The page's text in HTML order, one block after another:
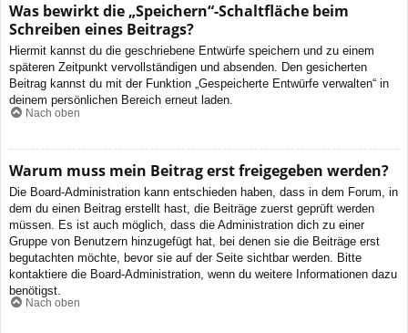
Was bewirkt die „Speichern“-Schaltfläche beim
Schreiben eines Beitrags?
Hiermit kannst du die geschriebene Entwürfe speichern und zu einem
späteren Zeitpunkt vervollständigen und absenden. Den gesicherten
Beitrag kannst du mit der Funktion „Gespeicherte Entwürfe verwalten“ in
deinem persönlichen Bereich erneut laden.
Nach oben
Warum muss mein Beitrag erst freigegeben werden?
Die Board-Administration kann entschieden haben, dass in dem Forum, in
dem du einen Beitrag erstellt hast, die Beiträge zuerst geprüft werden
müssen. Es ist auch möglich, dass die Administration dich zu einer
Gruppe von Benutzern hinzugefügt hat, bei denen sie die Beiträge erst
begutachten möchte, bevor sie auf der Seite sichtbar werden. Bitte
kontaktiere die Board-Administration, wenn du weitere Informationen dazu
benötigst.
Nach oben